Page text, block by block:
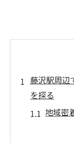
藤沢駅周辺
を探る
地域密
日常